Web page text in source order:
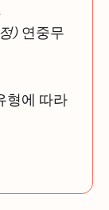
) 연중무
형에 따라